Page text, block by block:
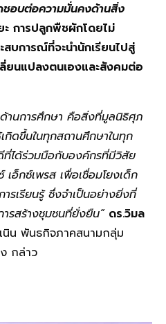
ชอบต่อความมั่นคงด้านสิ่ง
การปลูกพืชผักโดยไม่
บการณ์ที่จะนำนักเรียนไปสู่
ลี่ยนแปลงตนเองและสังคมต่อ
านการศึกษา คือสิ่งที่มูลนิธิศุภ
กิดขึ้นในทุกสถานศึกษาในทุก
ที่ได้ร่วมมือกับองค์กรที่มีวิสัย
อ็กซ์เพรส เพื่อเชื่อมโยงเด็ก
ารเรียนรู้ ซึ่งจำเป็นอย่างยิ่งที่
รสร้างชุมชนที่ยั่งยืน” ดร.วิมล
นิน พันธกิจภาคสนามกลุ่ม
กล่าว